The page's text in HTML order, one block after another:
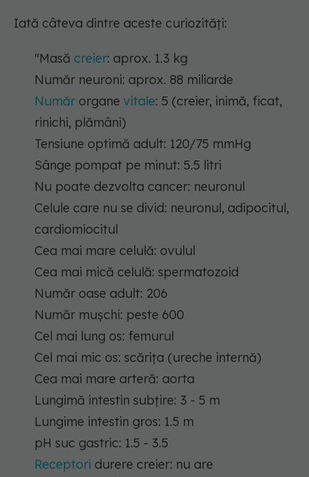
Iată câteva dintre aceste curiozități:
"Masă creier: aprox. 1.3 kg
Număr neuroni: aprox. 88 miliarde
Număr organe vitale: 5 (creier, inimă, ficat,
rinichi, plămâni)
Tensiune optimă adult: 120/75 mmHg
Sânge pompat pe minut: 5.5 litri
Nu poate dezvolta cancer: neuronul
Celule care nu se divid: neuronul, adipocitul,
cardiomiocitul
Cea mai mare celulă: ovulul
Cea mai mică celulă: spermatozoid
Număr oase adult: 206
Număr mușchi: peste 600
Cel mai lung os: femurul
Cel mai mic os: scărița (ureche internă)
Cea mai mare arteră: aorta
Lungimă intestin subțire: 3 - 5 m
Lungime intestin gros: 1.5 m
pH suc gastric: 1.5 - 3.5
Receptori durere creier: nu are